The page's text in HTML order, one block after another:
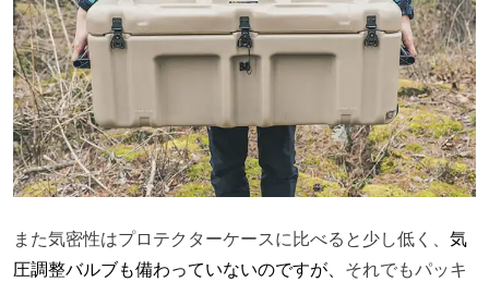
また気密性はプロテクターケースに比べると少し低く、 気
圧調整バルブも備わっていないのですが、 それでもパッキ